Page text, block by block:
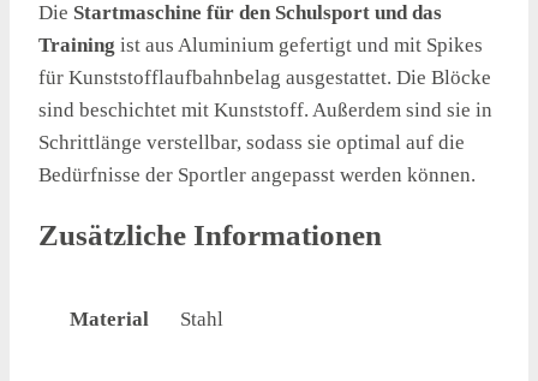
Die Startmaschine für den Schulsport und das
Training ist aus Aluminium gefertigt und mit Spikes
für Kunststofflaufbahnbelag ausgestattet. Die Blöcke
sind beschichtet mit Kunststoff. Außerdem sind sie in
Schrittlänge verstellbar, sodass sie optimal auf die
Bedürfnisse der Sportler angepasst werden können.
Zusätzliche Informationen
Material Stahl